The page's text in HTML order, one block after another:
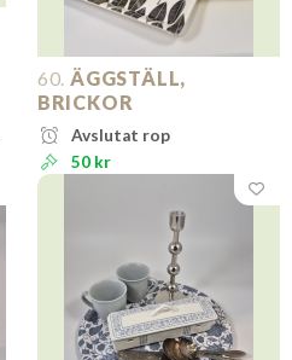
60. ÄGGSTÄLL,
BRICKOR
Avslutat rop
50 kr